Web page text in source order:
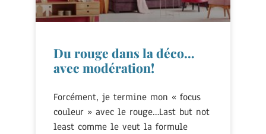
Du rouge dans la déco…
avec modération!
Forcément, je termine mon « focus
couleur » avec le rouge…Last but not
least comme le veut la formule